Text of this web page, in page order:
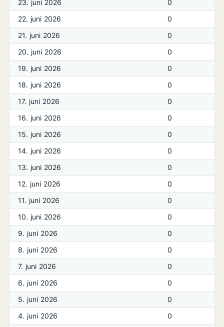
23. juni 2026
0
22. juni 2026
0
21. juni 2026
0
20. juni 2026
0
19. juni 2026
0
18. juni 2026
0
17. juni 2026
0
16. juni 2026
0
15. juni 2026
0
14. juni 2026
0
13. juni 2026
0
12. juni 2026
0
11. juni 2026
0
10. juni 2026
0
9. juni 2026
0
8. juni 2026
0
7. juni 2026
0
6. juni 2026
0
5. juni 2026
0
4. juni 2026
0